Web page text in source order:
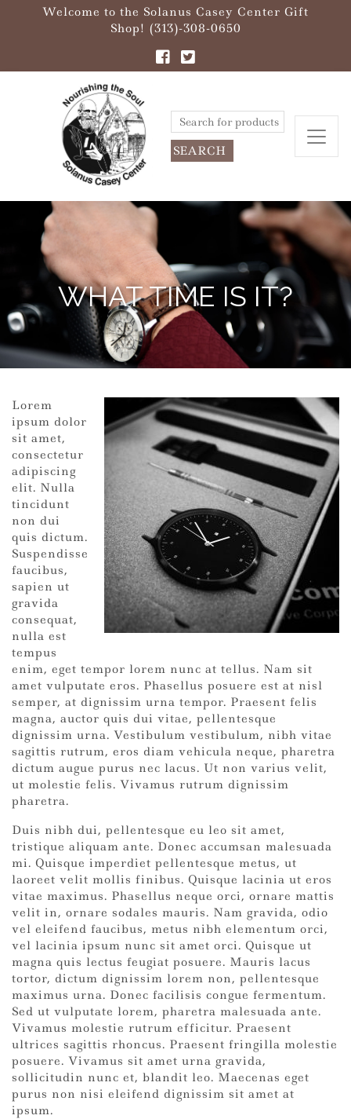
Welcome to the Solanus Casey Center Gift
Shop! (313)-308-0650
Search
for:
WHAT TIME IS IT?
Lorem
ipsum dolor
sit amet,
consectetur
adipiscing
elit. Nulla
tincidunt
non dui
quis dictum.
Suspendisse
faucibus,
sapien ut
gravida
consequat,
nulla est
tempus
enim, eget tempor lorem nunc at tellus. Nam sit
amet vulputate eros. Phasellus posuere est at nisl
semper, at dignissim urna tempor. Praesent felis
magna, auctor quis dui vitae, pellentesque
dignissim urna. Vestibulum vestibulum, nibh vitae
sagittis rutrum, eros diam vehicula neque, pharetra
dictum augue purus nec lacus. Ut non varius velit,
ut molestie felis. Vivamus rutrum dignissim
pharetra.
Duis nibh dui, pellentesque eu leo sit amet,
tristique aliquam ante. Donec accumsan malesuada
mi. Quisque imperdiet pellentesque metus, ut
laoreet velit mollis finibus. Quisque lacinia ut eros
vitae maximus. Phasellus neque orci, ornare mattis
velit in, ornare sodales mauris. Nam gravida, odio
vel eleifend faucibus, metus nibh elementum orci,
vel lacinia ipsum nunc sit amet orci. Quisque ut
magna quis lectus feugiat posuere. Mauris lacus
tortor, dictum dignissim lorem non, pellentesque
maximus urna. Donec facilisis congue fermentum.
Sed ut vulputate lorem, pharetra malesuada ante.
Vivamus molestie rutrum efficitur. Praesent
ultrices sagittis rhoncus. Praesent fringilla molestie
posuere. Vivamus sit amet urna gravida,
sollicitudin nunc et, blandit leo. Maecenas eget
purus non nisi eleifend dignissim sit amet at
ipsum.